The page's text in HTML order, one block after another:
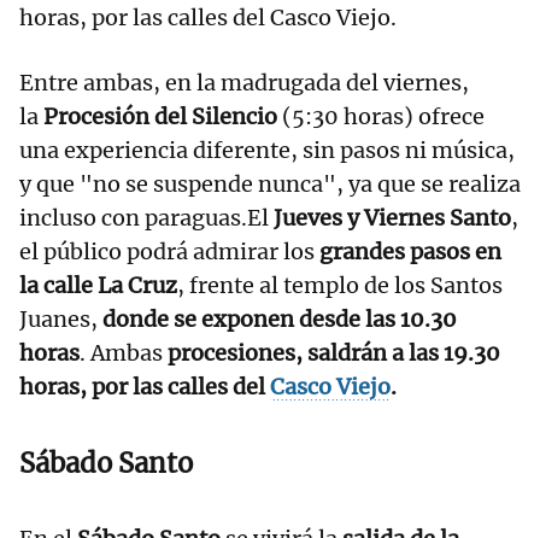
horas, por las calles del Casco Viejo.
Entre ambas, en la madrugada del viernes,
laProcesión del Silencio (5:30 horas) ofrece
una experiencia diferente, sin pasos ni música,
y que "no se suspende nunca", ya que se realiza
incluso con paraguas.ElJueves y Viernes Santo,
el público podrá admirar los grandes pasos en
la calle La Cruz, frente al templo de los Santos
Juanes, donde se exponen desde las 10.30
horas. Ambasprocesiones, saldrán a las 19.30
horas, por las calles delCasco Viejo.
Sábado Santo